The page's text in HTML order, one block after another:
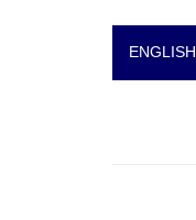
ENGLISH